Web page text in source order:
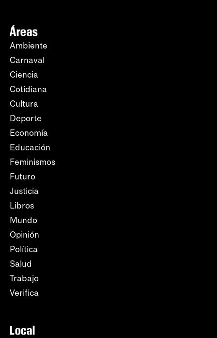
Áreas
Ambiente
Carnaval
Ciencia
Cotidiana
Cultura
Deporte
Economía
Educación
Feminismos
Futuro
Justicia
Libros
Mundo
Opinión
Política
Salud
Trabajo
Verifica
Local